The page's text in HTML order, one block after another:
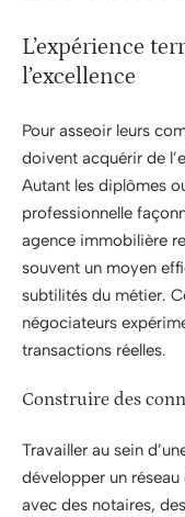
L’expérience
l’excellence
Pour asseoir leurs
doivent acquérir de
Autant les diplômes
professionnelle
agence immobilière
souvent un moyen
subtilités du métier.
négociateurs
transactions réelles.
Construire des
Travailler au sein
développer un
avec des notaires,